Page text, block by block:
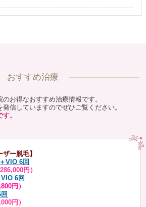
おすすめ治療
お得なおすすめ治療情報です。
信していますのでぜひご覧ください。
。
ザー脱毛】
VIO 6回
円）
6回
円）
円）